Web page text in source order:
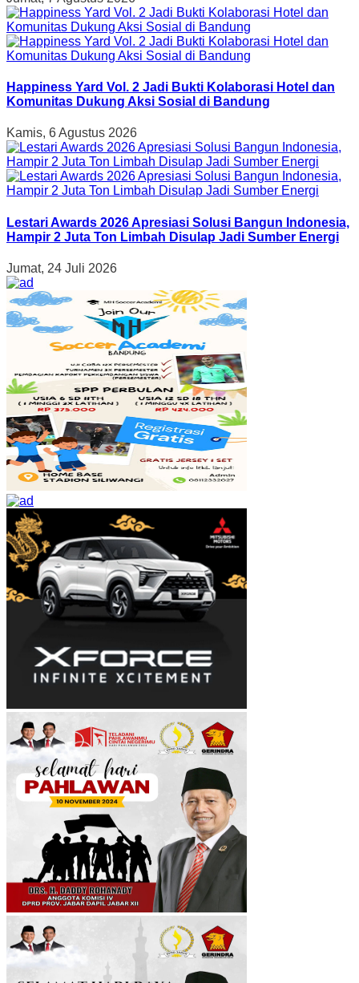
Happiness Yard Vol. 2 Jadi Bukti Kolaborasi Hotel dan
Komunitas Dukung Aksi Sosial di Bandung
Kamis, 6 Agustus 2026
Lestari Awards 2026 Apresiasi Solusi Bangun Indonesia,
Hampir 2 Juta Ton Limbah Disulap Jadi Sumber Energi
Jumat, 24 Juli 2026